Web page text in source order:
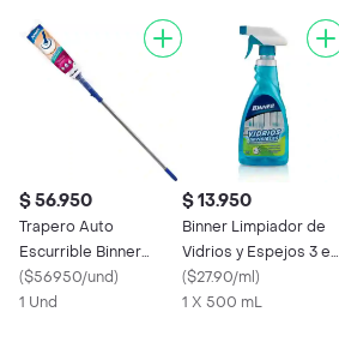
$ 56.950
Trapero Auto
Escurrible Binner
107561
($56950/und)
1 Und
$ 13.950
Binner Limpiador de
Vidrios y Espejos 3 en
1
($27.90/ml)
1 X 500 mL